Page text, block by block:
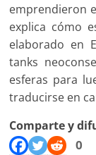
emprendieron
explica cómo
elaborado en
tanks
esferas para
traducirse en
Comparte y
0